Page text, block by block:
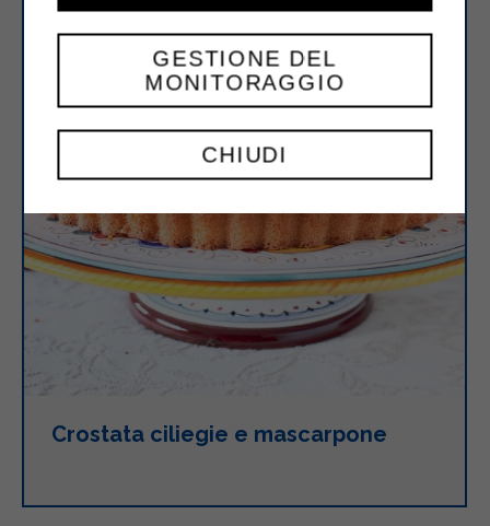
Crostata ciliegie e mascarpone
CHIUDI
GESTIONE DEL
MONITORAGGIO